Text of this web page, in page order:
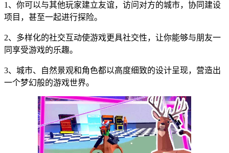
1、你可以与其他玩家建立友谊，访问对方的城市，协同建设
项目，甚至一起进行探险。
2、多样化的社交互动使游戏更具社交性，让你能够与朋友一
同享受游戏的乐趣。
3、城市、自然景观和角色都以高度细致的设计呈现，营造出
一个梦幻般的游戏世界。